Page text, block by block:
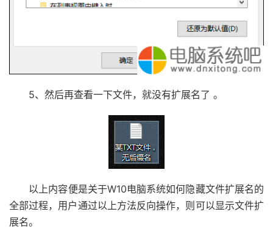
5、然后再查看一下文件，就没有扩展名了 。
以上内容便是关于W10电脑系统如何隐藏文件扩展名的
全部过程，用户通过以上方法反向操作，则可以显示文件扩
展名。